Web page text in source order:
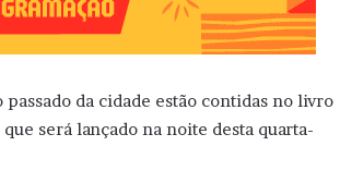
da cidade estão contidas no livro
será lançado na noite desta quarta-